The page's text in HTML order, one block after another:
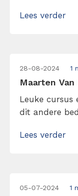
Lees verder
28-08-2024 1
Maarten
Leuke cursus
dit andere
Lees verder
05-07-2024 1